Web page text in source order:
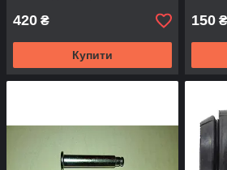
420 ₴
Купити
150 ₴